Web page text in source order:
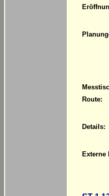
Route:
Details:
Externe